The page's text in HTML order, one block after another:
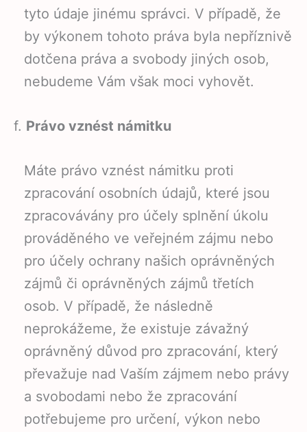
tyto údaje jinému správci. V případě, že
by výkonem tohoto práva byla nepříznivě
dotčena práva a svobody jiných osob,
nebudeme Vám však moci vyhovět.
f. Právo vznést námitku
Máte právo vznést námitku proti
zpracování osobních údajů, které jsou
zpracovávány pro účely splnění úkolu
prováděného ve veřejném zájmu nebo
pro účely ochrany našich oprávněných
zájmů či oprávněných zájmů třetích
osob. V případě, že následně
neprokážeme, že existuje závažný
oprávněný důvod pro zpracování, který
převažuje nad Vaším zájmem nebo právy
a svobodami nebo že zpracování
potřebujeme pro určení, výkon nebo